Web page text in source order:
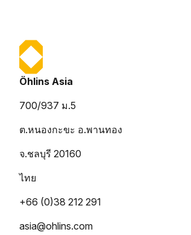
Öhlins Asia
700/937 ม.5
ต.หนองกะขะ อ.พานทอง
จ.ชลบุรี 20160
ไทย
+66 (0)38 212 291
asia@ohlins.com